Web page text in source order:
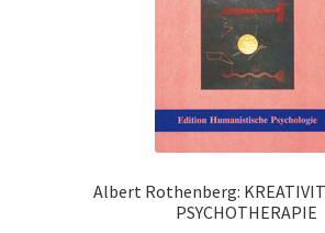
Albert Rothenberg:
PSYCHOTHERAPIE